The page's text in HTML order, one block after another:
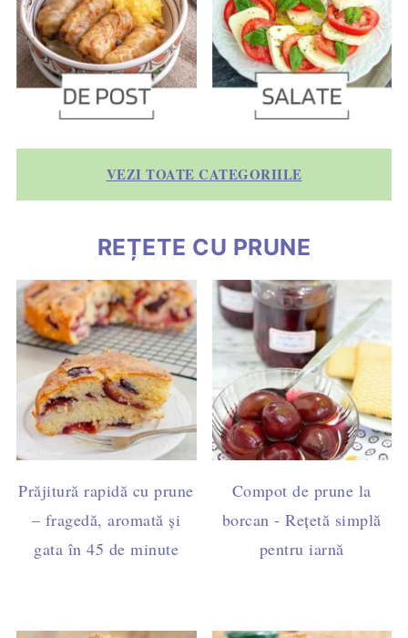
VEZI TOATE CATEGORIILE
REȚETE CU PRUNE
Prăjitură rapidă cu prune
– fragedă, aromată și
gata în 45 de minute
Compot de prune la
borcan - Rețetă simplă
pentru iarnă